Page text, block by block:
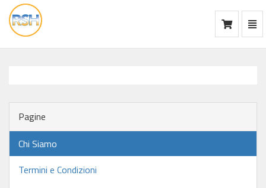
vai
alla
Pagine
Chi Siamo
Termini e Condizioni